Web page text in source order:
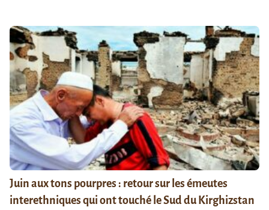
Juin aux tons pourpres : retour sur les émeutes
interethniques qui ont touché le Sud du Kirghizstan